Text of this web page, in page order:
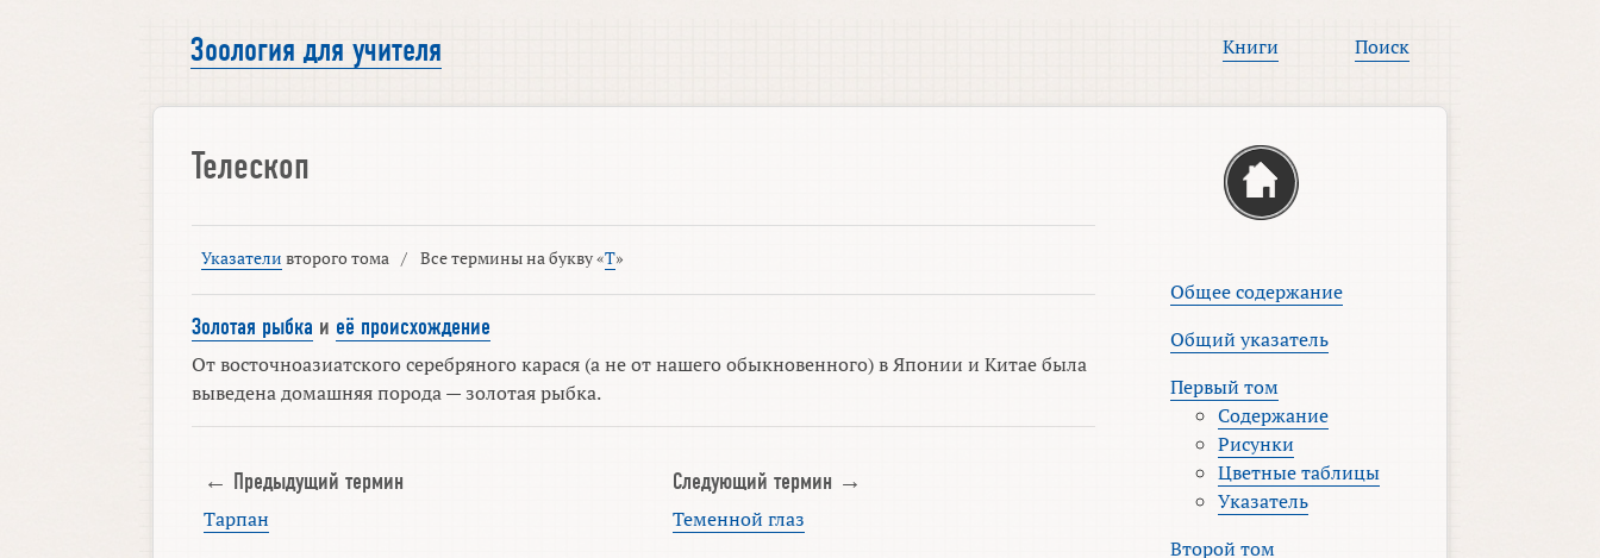
Зоология для учителя Книги Поиск
Телескоп
Указатели второго тома / Все термины на букву «Т»
Золотая рыбка и её происхождение
От восточноазиатского серебряного карася (а не от нашего обыкновенного) в Японии и Китае была
выведена домашняя порода — золотая рыбка.
← Предыдущий термин
Тарпан
Следующий термин →
Теменной глаз
Общее содержание
Общий указатель
Первый том
Содержание
Рисунки
Цветные таблицы
Указатель
Второй том